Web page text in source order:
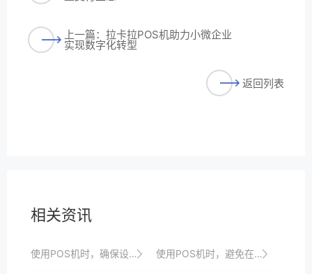
上一篇：拉卡拉POS机助力小微企业
实现数字化转型
返回列表
相关资讯
使用POS机时，确保设备已正确连接至稳定的电源。 使用POS机时，避免在雷电天气下操作，以防雷击。